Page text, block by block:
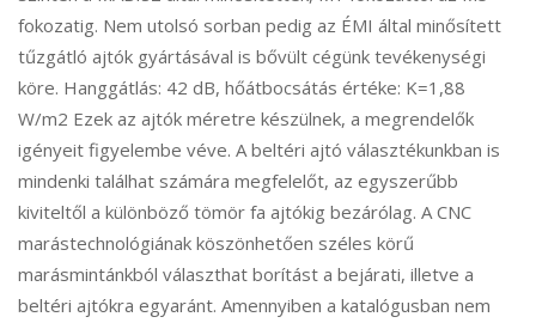
fokozatig. Nem utolsó sorban pedig az ÉMI által minősített
tűzgátló ajtók gyártásával is bővült cégünk tevékenységi
köre. Hanggátlás: 42 dB, hőátbocsátás értéke: K=1,88
W/m2 Ezek az ajtók méretre készülnek, a megrendelők
igényeit figyelembe véve. A beltéri ajtó választékunkban is
mindenki találhat számára megfelelőt, az egyszerűbb
kiviteltől a különböző tömör fa ajtókig bezárólag. A CNC
marástechnológiának köszönhetően széles körű
marásmintánkból választhat borítást a bejárati, illetve a
beltéri ajtókra egyaránt. Amennyiben a katalógusban nem